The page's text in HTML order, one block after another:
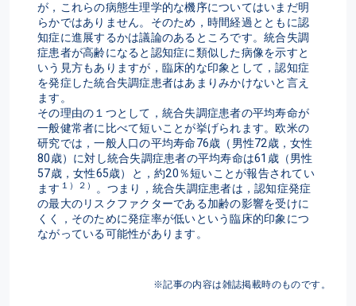
が，これらの病態生理学的な機序についてはいまだ明
らかではありません。そのため，時間経過とともに認
知症に進展するかは議論のあるところです。統合失調
症患者が高齢になると認知症に類似した病像を示すと
いう見方もありますが，臨床的な印象として，認知症
を発症した統合失調症患者はあまりみかけないと言え
ます。
その理由の１つとして，統合失調症患者の平均寿命が
一般健常者に比べて短いことが挙げられます。欧米の
研究では，一般人口の平均寿命76歳（男性72歳，女性
80歳）に対し統合失調症患者の平均寿命は61歳（男性
57歳，女性65歳）と，約20％短いことが報告されてい
ます １）２）
。つまり，統合失調症患者は，認知症発症
の最大のリスクファクターである加齢の影響を受けに
くく，そのために発症率が低いという臨床的印象につ
ながっている可能性があります。
※記事の内容は雑誌掲載時のものです。